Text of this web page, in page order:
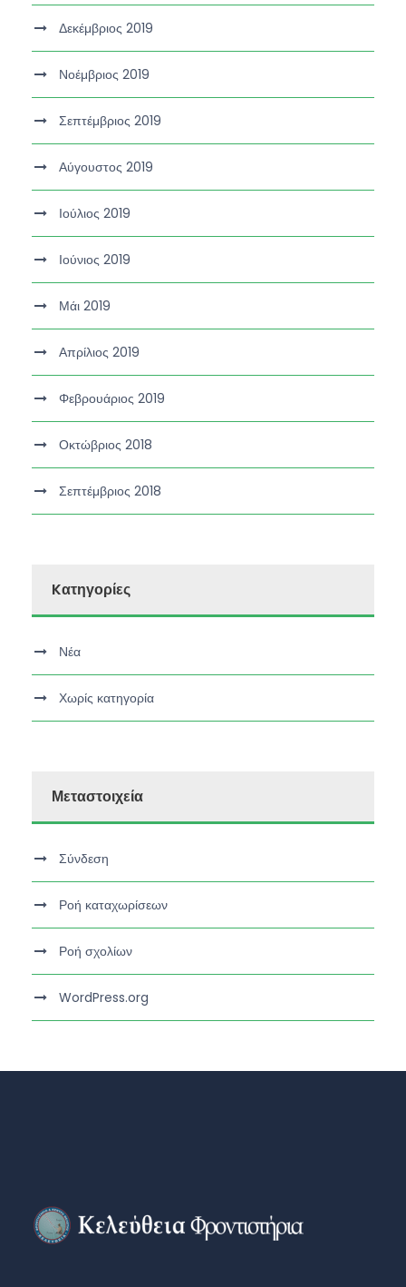
Δεκέμβριος 2019
Νοέμβριος 2019
Σεπτέμβριος 2019
Αύγουστος 2019
Ιούλιος 2019
Ιούνιος 2019
Μάι 2019
Απρίλιος 2019
Φεβρουάριος 2019
Οκτώβριος 2018
Σεπτέμβριος 2018
Kατηγορίες
Νέα
Χωρίς κατηγορία
Μεταστοιχεία
Σύνδεση
Ροή καταχωρίσεων
Ροή σχολίων
WordPress.org